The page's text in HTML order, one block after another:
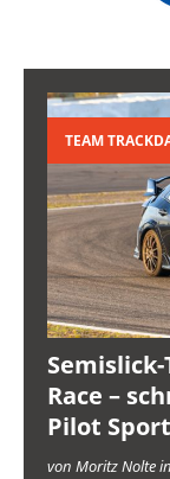
TEAM
Race –
Pilot
von Moritz Nolte